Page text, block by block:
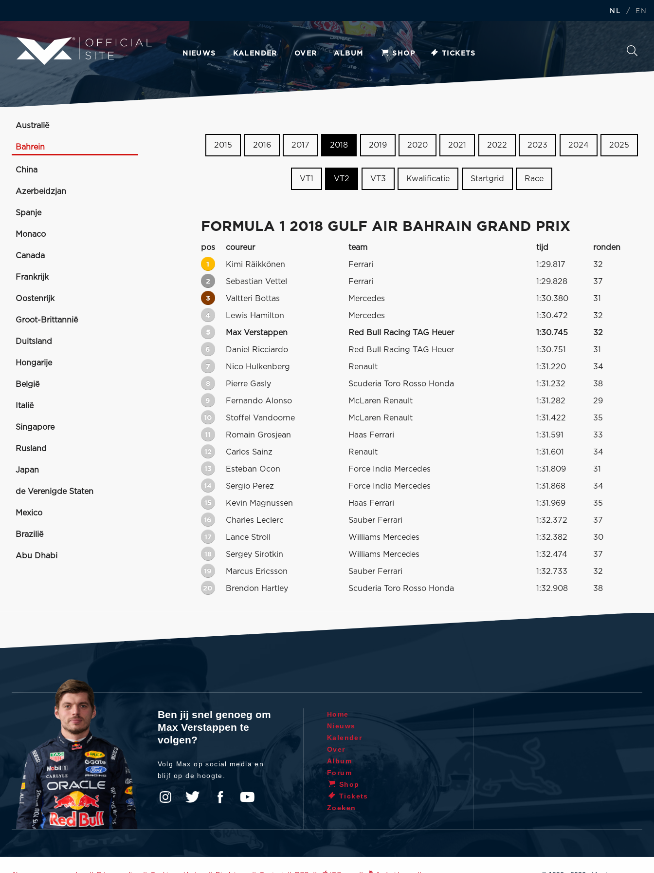
NL / EN
NIEUWS KALENDER OVER ALBUM SHOP TICKETS
Australië
Bahrein
China
Azerbeidzjan
Spanje
Monaco
Canada
Frankrijk
Oostenrijk
Groot-Brittannië
Duitsland
Hongarije
België
Italië
Singapore
Rusland
Japan
de Verenigde Staten
Mexico
Brazilië
Abu Dhabi
2015 2016 2017 2018 2019 2020 2021 2022 2023 2024 2025
VT1 VT2 VT3 Kwalificatie Startgrid Race
FORMULA 1 2018 GULF AIR BAHRAIN GRAND PRIX
pos coureur team tijd ronden
1 Kimi Räikkönen Ferrari 1:29.817 32
2 Sebastian Vettel Ferrari 1:29.828 37
3 Valtteri Bottas Mercedes 1:30.380 31
4 Lewis Hamilton Mercedes 1:30.472 32
5 Max Verstappen Red Bull Racing TAG Heuer 1:30.745 32
6 Daniel Ricciardo Red Bull Racing TAG Heuer 1:30.751 31
7 Nico Hulkenberg Renault 1:31.220 34
8 Pierre Gasly Scuderia Toro Rosso Honda 1:31.232 38
9 Fernando Alonso McLaren Renault 1:31.282 29
10 Stoffel Vandoorne McLaren Renault 1:31.422 35
11 Romain Grosjean Haas Ferrari 1:31.591 33
12 Carlos Sainz Renault 1:31.601 34
13 Esteban Ocon Force India Mercedes 1:31.809 31
14 Sergio Perez Force India Mercedes 1:31.868 34
15 Kevin Magnussen Haas Ferrari 1:31.969 35
16 Charles Leclerc Sauber Ferrari 1:32.372 37
17 Lance Stroll Williams Mercedes 1:32.382 30
18 Sergey Sirotkin Williams Mercedes 1:32.474 37
19 Marcus Ericsson Sauber Ferrari 1:32.733 32
20 Brendon Hartley Scuderia Toro Rosso Honda 1:32.908 38
Ben jij snel genoeg om
Max Verstappen te
volgen?
Volg Max op social media en
blijf op de hoogte.
Home
Nieuws
Kalender
Over
Album
Forum
Shop
Tickets
Zoeken